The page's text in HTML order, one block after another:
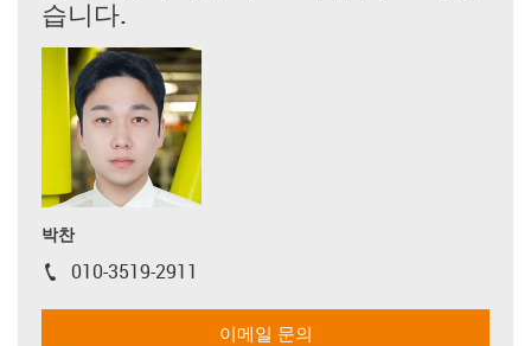
습니다.
박찬
igus-icon-phone
010-3519-2911
이메일 문의